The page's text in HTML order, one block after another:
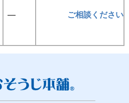
― ご相談ください